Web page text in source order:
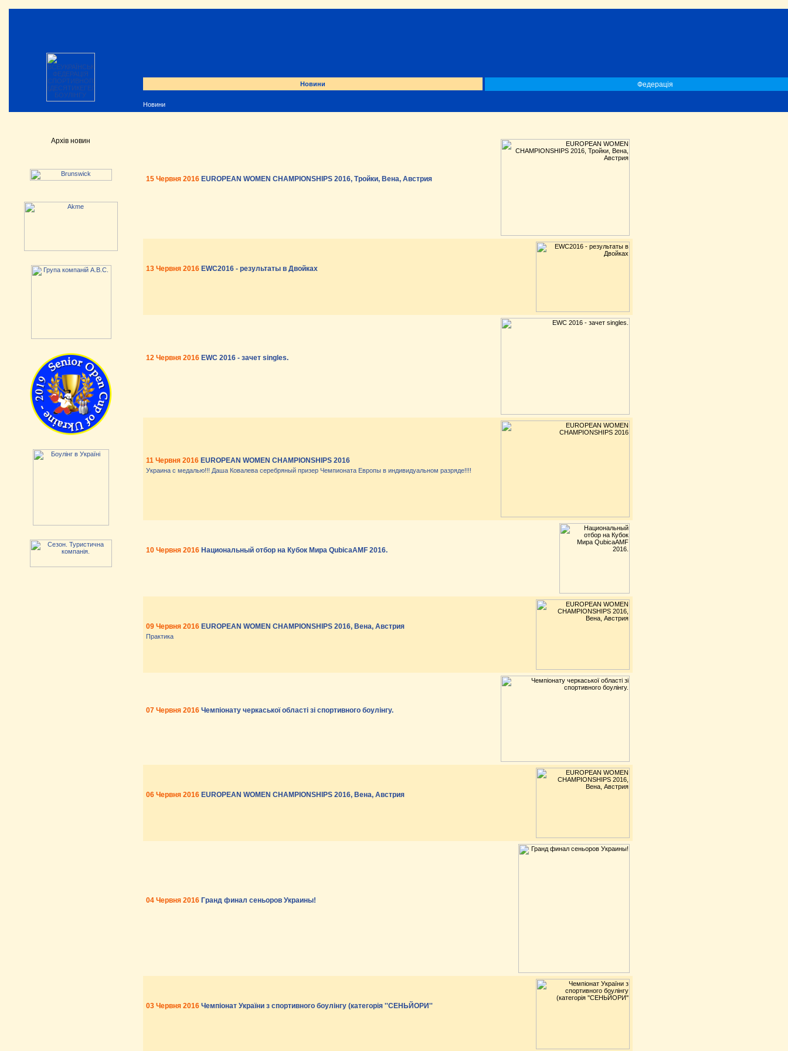
Новини Федерація
Новини
Архів новин
15 Червня 2016 EUROPEAN WOMEN CHAMPIONSHIPS 2016, Тройки, Вена, Австрия
13 Червня 2016 EWC2016 - результаты в Двойках
12 Червня 2016 EWC 2016 - зачет singles.
11 Червня 2016 EUROPEAN WOMEN CHAMPIONSHIPS 2016
Украина с медалью!!! Даша Ковалева серебряный призер Чемпионата Европы в индивидуальном разряде!!!!
10 Червня 2016 Национальный отбор на Кубок Мира QubicaAMF 2016.
09 Червня 2016 EUROPEAN WOMEN CHAMPIONSHIPS 2016, Вена, Австрия
Практика
07 Червня 2016 Чемпіонату черкаської області зі спортивного боулінгу.
06 Червня 2016 EUROPEAN WOMEN CHAMPIONSHIPS 2016, Вена, Австрия
04 Червня 2016 Гранд финал сеньоров Украины!
03 Червня 2016 Чемпіонат України з спортивного боулінгу (категорія ''СЕНЬЙОРИ''